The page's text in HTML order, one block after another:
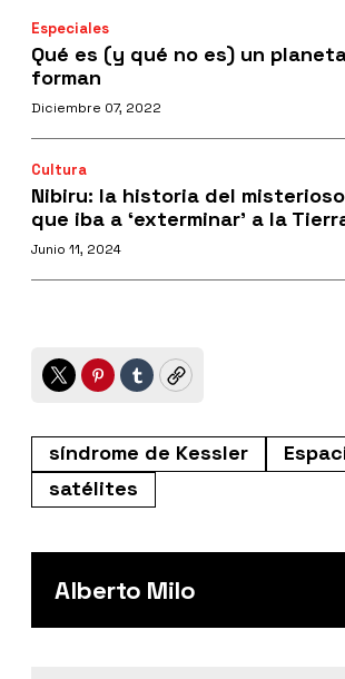
Especiales
Qué es (y qué no es) un
forman
Diciembre 07, 2022
Cultura
Nibiru: la historia del
que iba a ‘exterminar’ a la
Junio 11, 2024
TwitterPinterest
TumblrCopy
síndrome de Kessler
satélites
Alberto Milo